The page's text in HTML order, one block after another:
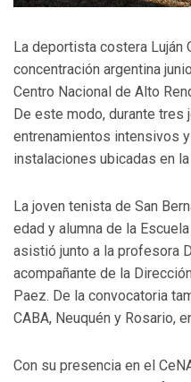
La deportista costera Luján
concentración argentina
Centro Nacional de Alto
De este modo, durante tres
entrenamientos intensivos
instalaciones ubicadas en
La joven tenista de San
edad y alumna de la
asistió junto a la profesora
acompañante de la
Paez. De la convocatoria
CABA, Neuquén y Rosario,
Con su presencia en el